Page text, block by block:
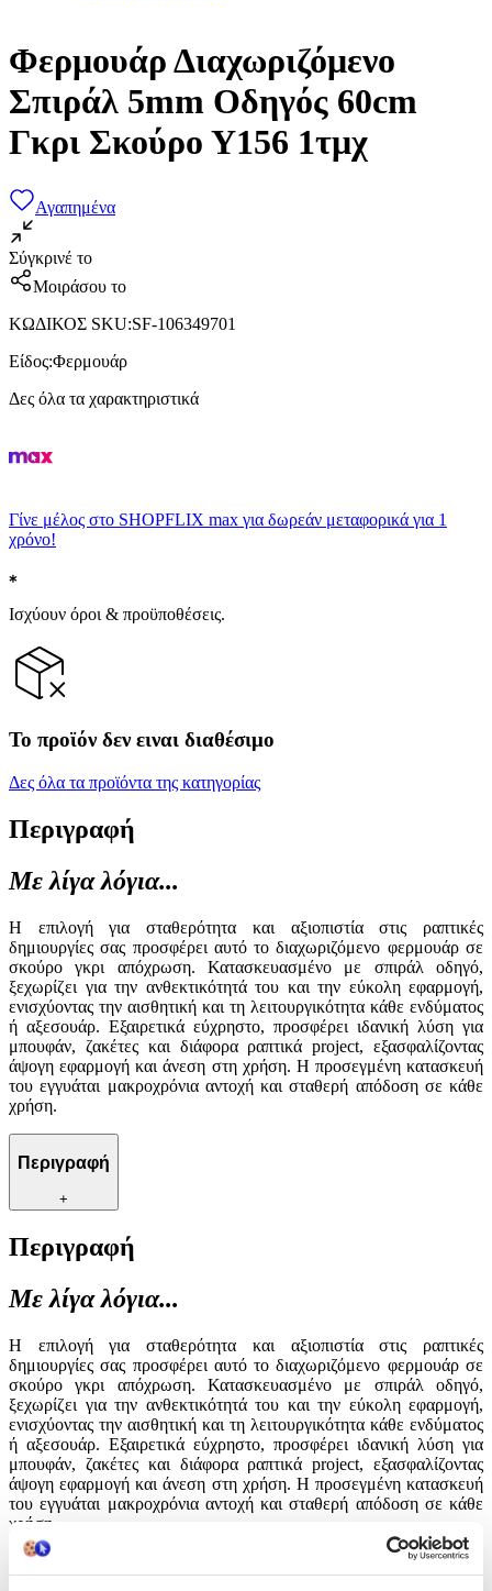
Φερμουάρ Διαχωριζόμενο
Σπιράλ 5mm Οδηγός 60cm
Γκρι Σκούρο Υ156 1τμχ
Αγαπημένα
Σύγκρινέ το
Μοιράσου το
ΚΩΔΙΚΟΣ SKU:SF-106349701
Είδος:Φερμουάρ
Δες όλα τα χαρακτηριστικά
Γίνε μέλος στο SHOPFLIX max για δωρεάν μεταφορικά για 1
χρόνο!
Ισχύουν όροι & προϋποθέσεις.
Το προϊόν δεν ειναι διαθέσιμο
Δες όλα τα προϊόντα της κατηγορίας
Περιγραφή
Με λίγα λόγια...
Η επιλογή για σταθερότητα και αξιοπιστία στις ραπτικές
δημιουργίες σας προσφέρει αυτό το διαχωριζόμενο φερμουάρ σε
σκούρο γκρι απόχρωση. Κατασκευασμένο με σπιράλ οδηγό,
ξεχωρίζει για την ανθεκτικότητά του και την εύκολη εφαρμογή,
ενισχύοντας την αισθητική και τη λειτουργικότητα κάθε ενδύματος
ή αξεσουάρ. Εξαιρετικά εύχρηστο, προσφέρει ιδανική λύση για
μπουφάν, ζακέτες και διάφορα ραπτικά project, εξασφαλίζοντας
άψογη εφαρμογή και άνεση στη χρήση. Η προσεγμένη κατασκευή
του εγγυάται μακροχρόνια αντοχή και σταθερή απόδοση σε κάθε
χρήση.
Περιγραφή
+
Περιγραφή
Με λίγα λόγια...
Η επιλογή για σταθερότητα και αξιοπιστία στις ραπτικές
δημιουργίες σας προσφέρει αυτό το διαχωριζόμενο φερμουάρ σε
σκούρο γκρι απόχρωση. Κατασκευασμένο με σπιράλ οδηγό,
ξεχωρίζει για την ανθεκτικότητά του και την εύκολη εφαρμογή,
ενισχύοντας την αισθητική και τη λειτουργικότητα κάθε ενδύματος
ή αξεσουάρ. Εξαιρετικά εύχρηστο, προσφέρει ιδανική λύση για
μπουφάν, ζακέτες και διάφορα ραπτικά project, εξασφαλίζοντας
άψογη εφαρμογή και άνεση στη χρήση. Η προσεγμένη κατασκευή
του εγγυάται μακροχρόνια αντοχή και σταθερή απόδοση σε κάθε
χρήση.
Χαρακτηριστικά